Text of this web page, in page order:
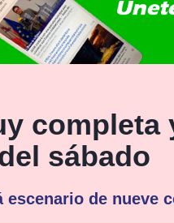
sábado
escenario de nueve